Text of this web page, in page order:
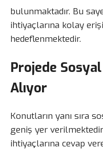
bulunmaktadır. Bu
ihtiyaçlarına kolay
hedeflenmektedir.
Projede
Alıyor
Konutların yanı sıra
geniş yer
ihtiyaçlarına cevap